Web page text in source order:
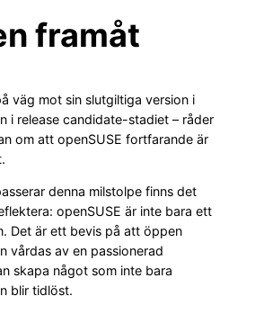
framåt
väg mot sin slutgiltiga version i
i release candidate-stadiet – råder
om att openSUSE fortfarande är
denna milstolpe finns det
openSUSE är inte bara ett
Det är ett bevis på att öppen
vårdas av en passionerad
skapa något som inte bara
blir tidlöst.